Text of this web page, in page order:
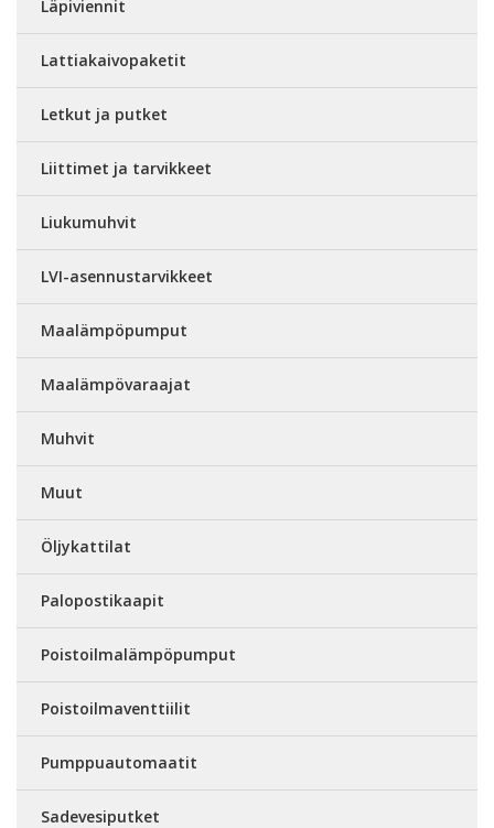
Läpiviennit
Lattiakaivopaketit
Letkut ja putket
Liittimet ja tarvikkeet
Liukumuhvit
LVI-asennustarvikkeet
Maalämpöpumput
Maalämpövaraajat
Muhvit
Muut
Öljykattilat
Palopostikaapit
Poistoilmalämpöpumput
Poistoilmaventtiilit
Pumppuautomaatit
Sadevesiputket